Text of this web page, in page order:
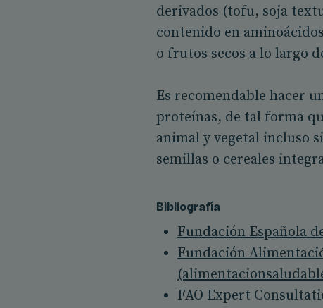
derivados (tofu, soja
contenido en
o frutos secos a lo largo
Es recomendable hacer
proteínas, de tal forma
animal y vegetal incluso
semillas o cereales
Bibliografía
Fundación Española
Fundación
FAO Expert